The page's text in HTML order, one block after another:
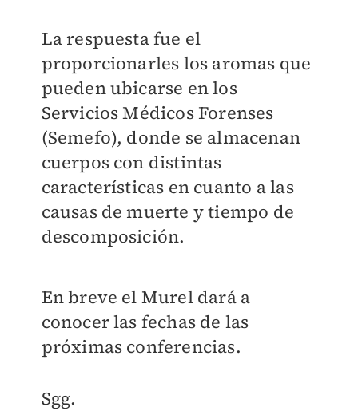
La respuesta fue el
proporcionarles los aromas que
pueden ubicarse en los
Servicios Médicos Forenses
(Semefo), donde se almacenan
cuerpos con distintas
características en cuanto a las
causas de muerte y tiempo de
descomposición.
En breve el Murel dará a
conocer las fechas de las
próximas conferencias.
Sgg.